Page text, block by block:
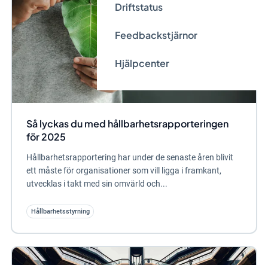
Driftstatus
Feedbackstjärnor
Hjälpcenter
Så lyckas du med hållbarhetsrapporteringen
för 2025
Hållbarhetsrapportering har under de senaste åren blivit
ett måste för organisationer som vill ligga i framkant,
utvecklas i takt med sin omvärld och...
Hållbarhetsstyrning